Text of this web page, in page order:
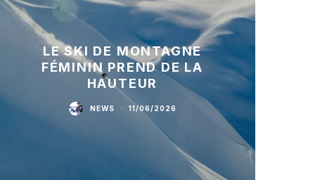
LE SKI DE MONTAGNE
FÉMININ PREND DE LA
HAUTEUR
NEWS · 11/06/2026